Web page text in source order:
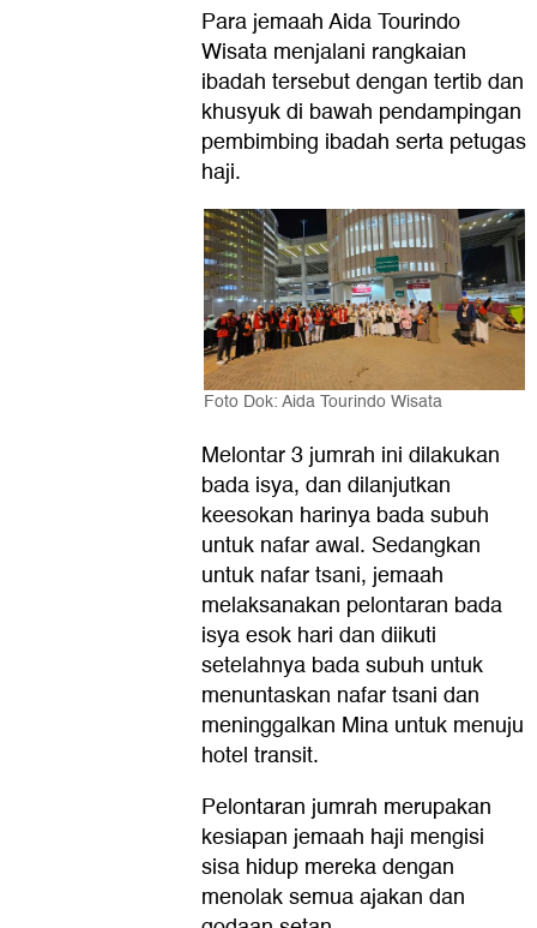
Para jemaah Aida Tourindo
Wisata menjalani rangkaian
ibadah tersebut dengan tertib dan
khusyuk di bawah pendampingan
pembimbing ibadah serta petugas
haji.
Foto Dok: Aida Tourindo Wisata
Melontar 3 jumrah ini dilakukan
bada isya, dan dilanjutkan
keesokan harinya bada subuh
untuk nafar awal. Sedangkan
untuk nafar tsani, jemaah
melaksanakan pelontaran bada
isya esok hari dan diikuti
setelahnya bada subuh untuk
menuntaskan nafar tsani dan
meninggalkan Mina untuk menuju
hotel transit.
Pelontaran jumrah merupakan
kesiapan jemaah haji mengisi
sisa hidup mereka dengan
menolak semua ajakan dan